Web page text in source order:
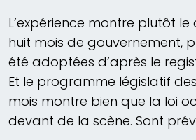
L’expérience montre plutôt
huit mois de gouvernement,
été adoptées d’après le
Et le programme législatif
mois montre bien que la loi
devant de la scène. Sont